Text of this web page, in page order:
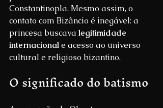
Constantinopla. Mesmo assim, o
contato com Bizâncio é inegável: a
princesa buscava legitimidade
internacional e acesso ao universo
cultural e religioso bizantino.
O significado do batismo